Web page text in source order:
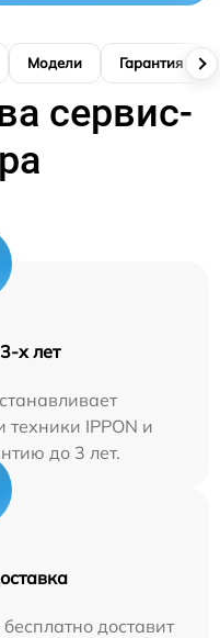
Модели Гарантия
сервис-
х лет
техники IPPON и
до 3 лет.
доставит